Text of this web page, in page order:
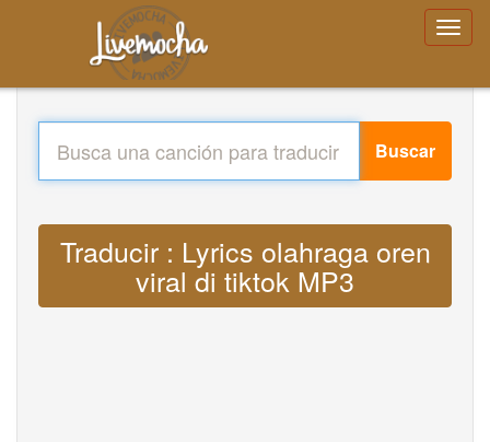
Buscar
Traducir : Lyrics olahraga oren
viral di tiktok MP3